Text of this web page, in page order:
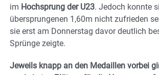
im Hochsprung der U23. Jedoch konnte
übersprungenen 1,60m nicht zufrieden
sie erst am Donnerstag davor deutlich
Sprünge zeigte.
Jeweils knapp an den Medaillen vorbei